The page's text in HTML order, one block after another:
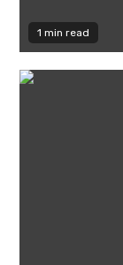
1 min read